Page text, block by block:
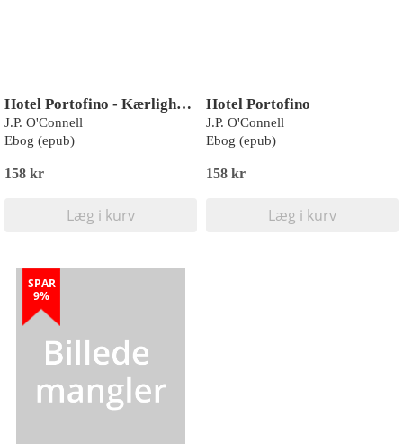
Hotel Portofino - Kærlighed og løgne
J.P. O'Connell
Ebog (epub)
158 kr
Læg i kurv
Hotel Portofino
J.P. O'Connell
Ebog (epub)
158 kr
Læg i kurv
SPAR
9%